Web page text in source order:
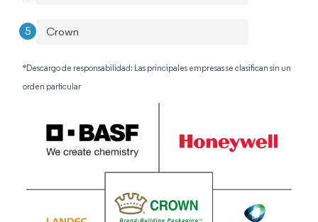
Crown
*Descargo de responsabilidad: Las principales empresas se clasifican sin un
orden particular